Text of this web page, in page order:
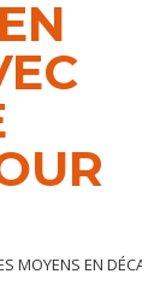
MOYENS EN